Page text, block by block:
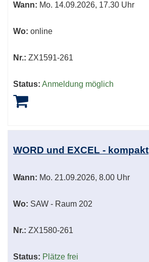
Wann: Mo. 14.09.2026, 17.30 Uhr
Wo: online
Nr.: ZX1591-261
Status: Anmeldung möglich
WORD und EXCEL - kompakt
Wann: Mo. 21.09.2026, 8.00 Uhr
Wo: SAW - Raum 202
Nr.: ZX1580-261
Status: Plätze frei